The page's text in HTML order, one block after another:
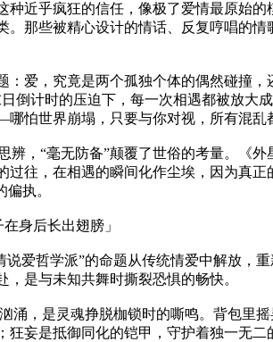
种近乎疯狂的信任，像极了爱情最原始
。那些被精心设计的情话、反复哼唱的
：爱，究竟是两个孤独个体的偶然碰撞
倒计时的压迫下，每一次相遇都被放大
怕世界崩塌，只要与你对视，所有混乱
辨，“毫无防备”颠覆了世俗的考量。《
往，在相遇的瞬间化作尘埃，因为真
执。
身后长出翅膀」
说爱哲学派”的命题从传统情爱中解放
是与未知共舞时撕裂恐惧的畅快。
涌，是灵魂挣脱枷锁时的嘶鸣。背包里
妄是抵御同化的铠甲，守护着独一无二